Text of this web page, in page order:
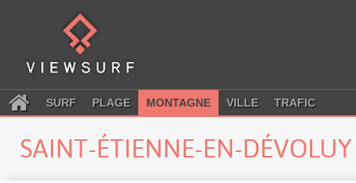
SURF PLAGE MONTAGNE VILLE TRAFIC
SAINT-ÉTIENNE-EN-